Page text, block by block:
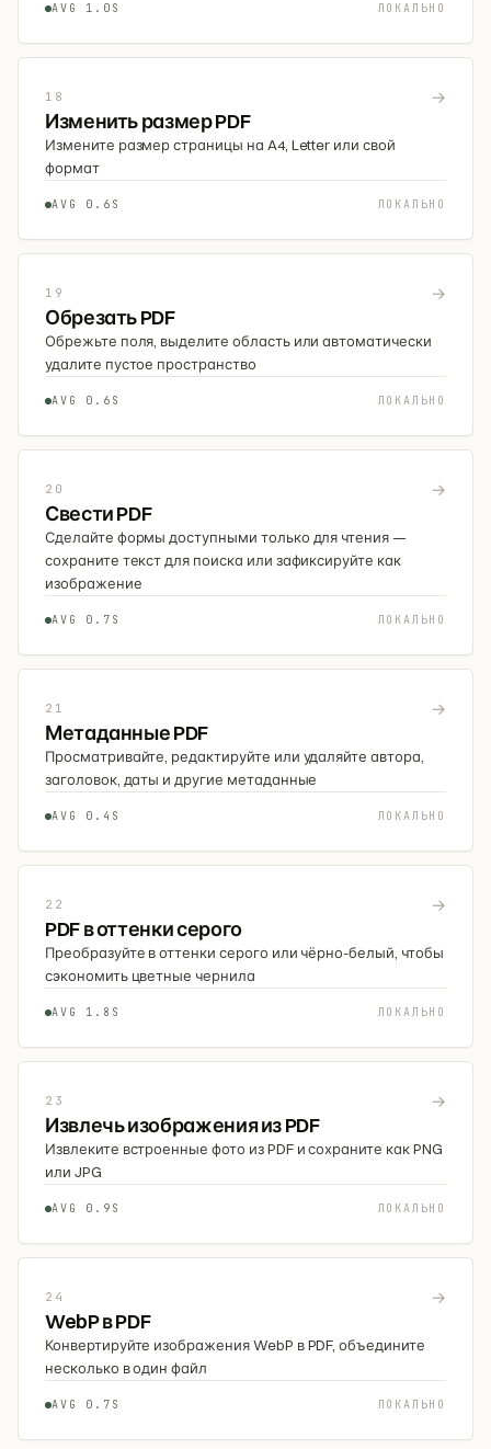
AVG 1.0S ЛОКАЛЬНО
18 →
Изменить размер PDF
Измените размер страницы на A4, Letter или свой
формат
AVG 0.6S ЛОКАЛЬНО
19 →
Обрезать PDF
Обрежьте поля, выделите область или автоматически
удалите пустое пространство
AVG 0.6S ЛОКАЛЬНО
20 →
Свести PDF
Сделайте формы доступными только для чтения —
сохраните текст для поиска или зафиксируйте как
изображение
AVG 0.7S ЛОКАЛЬНО
21 →
Метаданные PDF
Просматривайте, редактируйте или удаляйте автора,
заголовок, даты и другие метаданные
AVG 0.4S ЛОКАЛЬНО
22 →
PDF в оттенки серого
Преобразуйте в оттенки серого или чёрно-белый, чтобы
сэкономить цветные чернила
AVG 1.8S ЛОКАЛЬНО
23 →
Извлечь изображения из PDF
Извлеките встроенные фото из PDF и сохраните как PNG
или JPG
AVG 0.9S ЛОКАЛЬНО
24 →
WebP в PDF
Конвертируйте изображения WebP в PDF, объедините
несколько в один файл
AVG 0.7S ЛОКАЛЬНО